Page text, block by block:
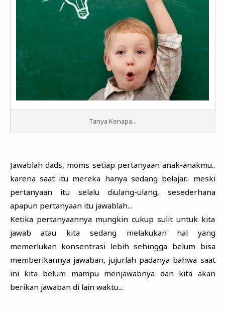
Tanya Kenapa...
Jawablah dads, moms setiap pertanyaan anak-anakmu..
karena saat itu mereka hanya sedang belajar.. meski
pertanyaan itu selalu diulang-ulang, sesederhana
apapun pertanyaan itu jawablah...
Ketika pertanyaannya mungkin cukup sulit untuk kita
jawab atau kita sedang melakukan hal yang
memerlukan konsentrasi lebih sehingga belum bisa
memberikannya jawaban, jujurlah padanya bahwa saat
ini kita belum mampu menjawabnya dan kita akan
berikan jawaban di lain waktu...